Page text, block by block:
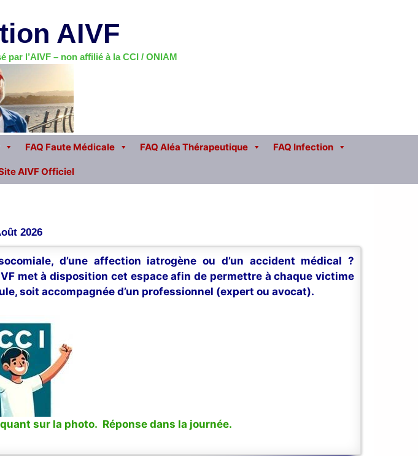
AIVF
l’AIVF – non affilié à la CCI / ONIAM
FAQ Faute Médicale FAQ Aléa Thérapeutique FAQ Infection
AIVF Officiel
2026
d’une affection iatrogène ou d’un accident médical ?
met à disposition cet espace afin de permettre à chaque victime
soit accompagnée d’un professionnel (expert ou avocat).
sur la photo. Réponse dans la journée.